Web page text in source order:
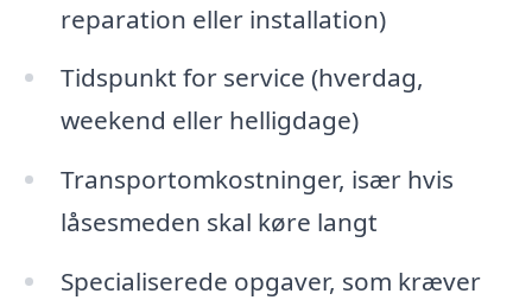
reparation eller installation)
Tidspunkt for service (hverdag,
weekend eller helligdage)
Transportomkostninger, især hvis
låsesmeden skal køre langt
Specialiserede opgaver, som kræver